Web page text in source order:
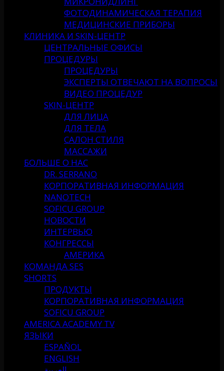
ФОТОДИНАМИЧЕСКАЯ ТЕРАПИЯ
МЕДИЦИНСКИЕ ПРИБОРЫ
КЛИНИКА И SKIN-ЦЕНТР
ЦЕНТРАЛЬНЫЕ ОФИСЫ
ПРОЦЕДУРЫ
ПРОЦЕДУРЫ
ЭКСПЕРТЫ ОТВЕЧАЮТ НА ВОПРОСЫ
ВИДЕО ПРОЦЕДУР
SKIN-ЦЕНТР
ДЛЯ ЛИЦА
ДЛЯ ТЕЛА
САЛОН СТИЛЯ
МАССАЖИ
БОЛЬШЕ О НАС
DR. SERRANO
КОРПОРАТИВНАЯ ИНФОРМАЦИЯ
NANOTECH
SOFICU GROUP
НОВОСТИ
ИНТЕРВЬЮ
КОНГРЕССЫ
АМЕРИКА
КОМАНДА SES
SHORTS
ПРОДУКТЫ
КОРПОРАТИВНАЯ ИНФОРМАЦИЯ
SOFICU GROUP
AMERICA ACADEMY TV
ЯЗЫКИ
ESPAÑOL
ENGLISH